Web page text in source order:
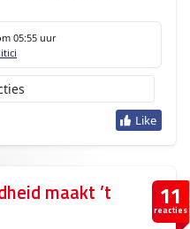
05:55 uur
11
reacties
maakt ’t